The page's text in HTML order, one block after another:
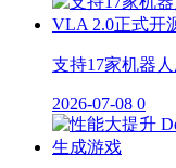
支持17家机器
2026-07-08 0